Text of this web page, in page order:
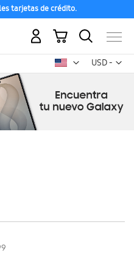
tarjetas de crédito.
USD -
dólar
Mi carrito